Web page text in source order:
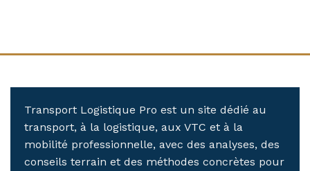
Transport Logistique Pro est un site dédié au
transport, à la logistique, aux VTC et à la
mobilité professionnelle, avec des analyses, des
conseils terrain et des méthodes concrètes pour